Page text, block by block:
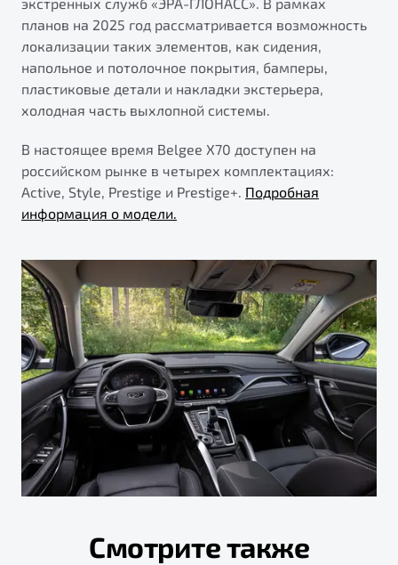
планов на 2025 год рассматривается возможность
локализации таких элементов, как сидения,
напольное и потолочное покрытия, бамперы,
пластиковые детали и накладки экстерьера,
холодная часть выхлопной системы.
В настоящее время Belgee X70 доступен на
российском рынке в четырех комплектациях:
Active, Style, Prestige и Prestige+. Подробная
информация о модели.
Смотрите также